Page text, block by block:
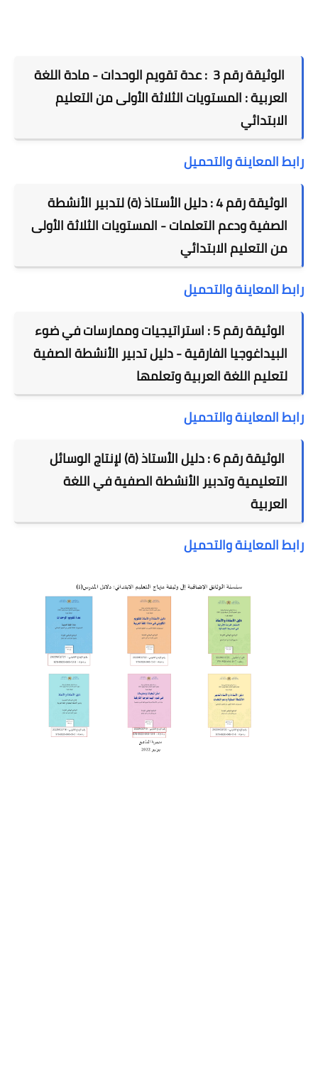
الوثيقة رقم 3 : عدة تقويم الوحدات -
مادة اللغة
العربية : المستويات الثلاثة الأولى من التعليم
الابتدائي
رابط المعاينة والتحميل
الوثيقة رقم 4 : دليل الأستاذ (ة) لتدبير الأنشطة
الصفية ودعم التعلمات -المستويات الثلاثة الأولى
من التعليم الابتدائي
رابط المعاينة والتحميل
الوثيقة رقم 5 : استراتيجيات وممارسات في ضوء
البيداغوجيا الفارقية -دليل تدبير الأنشطة الصفية
لتعليم اللغة العربية وتعلمها
رابط المعاينة والتحميل
الوثيقة رقم 6 : دليل الأستاذ (ة) لإنتاج الوسائل
التعليمية وتدبير الأنشطة الصفية في اللغة
العربية
رابط المعاينة والتحميل